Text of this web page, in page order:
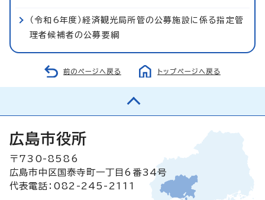
（令和6年度）経済観光局所管の公募施設に係る指定管
理者候補者の公募要綱
前のページへ戻る トップページへ戻る
広島市役所
〒730-8586
広島市中区国泰寺町一丁目6番34号
代表電話：082-245-2111